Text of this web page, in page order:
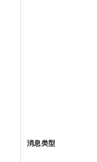
消息类型